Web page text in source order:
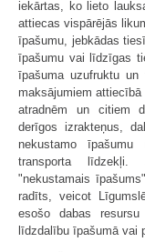
iekārtas, ko lieto
attiecas vispārējās
īpašumu, jebkādas
īpašumu vai līdzīgas
īpašuma uzufruktu
maksājumiem
atradnēm un citiem
derīgos izrakteņus,
nekustamo
transporta līdzekļi.
"nekustamais
radīts, veicot
esošo dabas
līdzdalību īpašumā vai